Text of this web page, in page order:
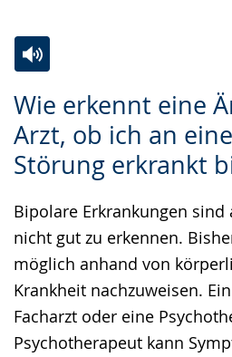
Wie erkennt eine
Arzt, ob ich an
Störung erkrankt
Bipolare Erkrankungen
nicht gut zu erkennen.
möglich anhand von
Krankheit nachzuweisen.
Facharzt oder eine
Psychotherapeut kann
Leichten
Sprache
wechseln.
Audio-
Unterstützung.
Video
in
Deutscher
wird
angezeigt.